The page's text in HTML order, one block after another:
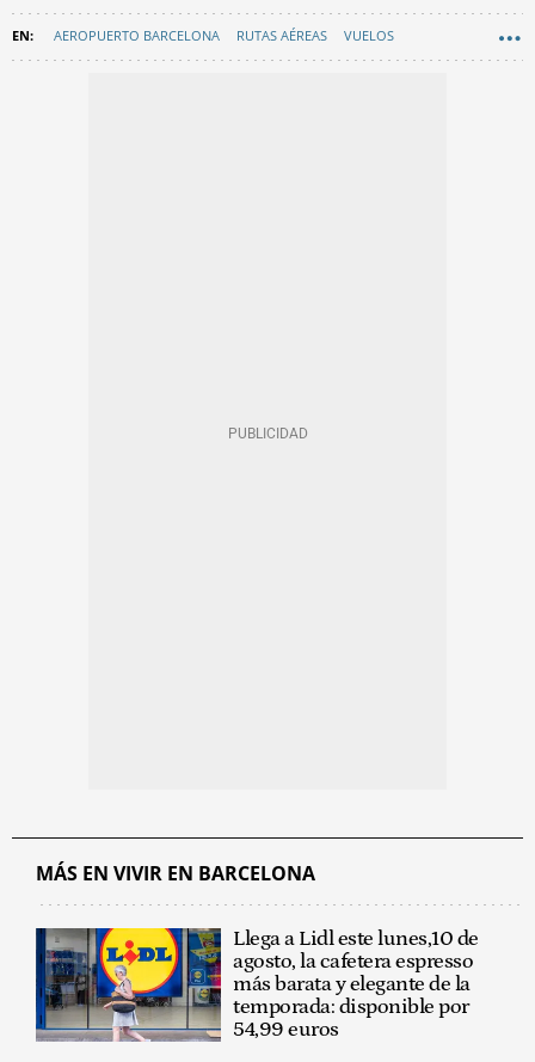
AEROPUERTO BARCELONA RUTAS AÉREAS VUELOS
MÁS EN VIVIR EN BARCELONA
Llega a Lidl este lunes,10 de
agosto, la cafetera espresso
más barata y elegante de la
temporada: disponible por
54,99 euros